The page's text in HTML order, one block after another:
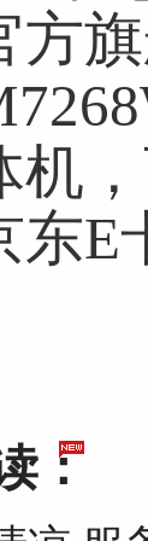
方
机
东E
：